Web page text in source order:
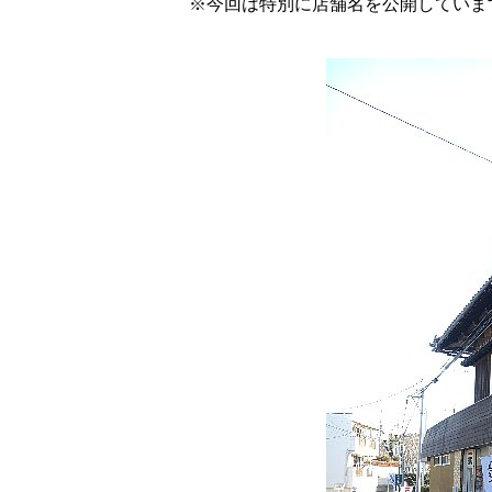
※今回は特別に店舗名を公開していま